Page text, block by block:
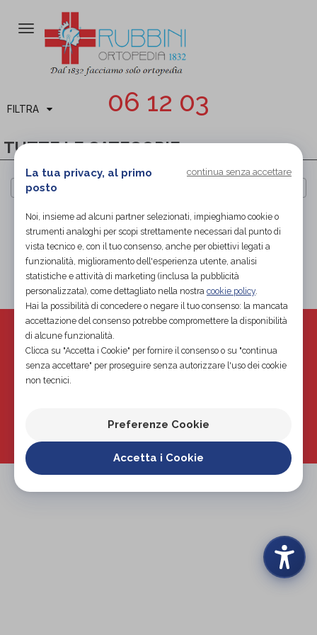
Attiva/disattiva
FILTRA 06 12 03
TUTTE LE CATEGORIE
Cerca per marca
PAGINA 1 DI 0
PAGINA 1 DI 0
VIA UGO BASSI 8H,
40121, BOLOGNA
(BO)
P.I. 03800531208
UGOBASSI@ORTOPEDIAR.IT
WHATSAPP
La tua privacy, al primo
posto
continua senza accettare
Noi, insieme ad alcuni partner selezionati, impieghiamo cookie o
strumenti analoghi per scopi strettamente necessari dal punto di
vista tecnico e, con il tuo consenso, anche per obiettivi legati a
funzionalità, miglioramento dell'esperienza utente, analisi
statistiche e attività di marketing (inclusa la pubblicità
personalizzata), come dettagliato nella nostra cookie policy.
Hai la possibilità di concedere o negare il tuo consenso: la mancata
accettazione del consenso potrebbe compromettere la disponibilità
di alcune funzionalità.
Clicca su "Accetta i Cookie" per fornire il consenso o su "continua
senza accettare" per proseguire senza autorizzare l'uso dei cookie
non tecnici.
Preferenze Cookie
Accetta i Cookie